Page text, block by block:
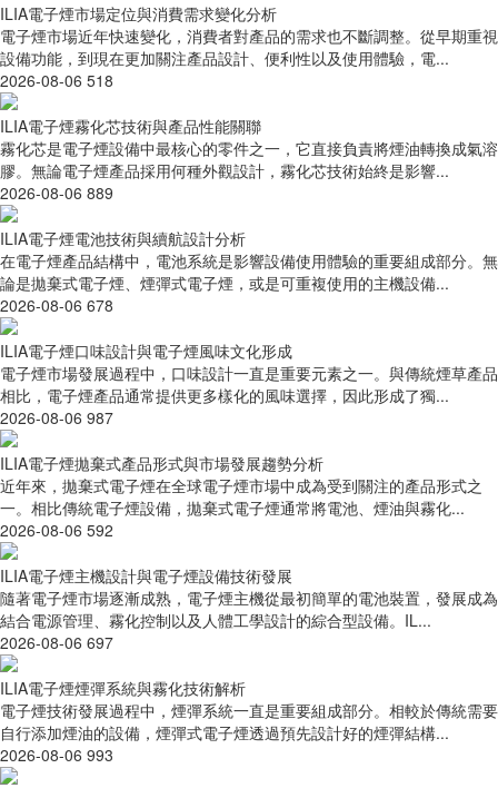
ILIA電子煙市場定位與消費需求變化分析
電子煙市場近年快速變化，消費者對產品的需求也不斷調整。從早期重視
設備功能，到現在更加關注產品設計、便利性以及使用體驗，電...
2026-08-06 518
ILIA電子煙霧化芯技術與產品性能關聯
霧化芯是電子煙設備中最核心的零件之一，它直接負責將煙油轉換成氣溶
膠。無論電子煙產品採用何種外觀設計，霧化芯技術始終是影響...
2026-08-06 889
ILIA電子煙電池技術與續航設計分析
在電子煙產品結構中，電池系統是影響設備使用體驗的重要組成部分。無
論是拋棄式電子煙、煙彈式電子煙，或是可重複使用的主機設備...
2026-08-06 678
ILIA電子煙口味設計與電子煙風味文化形成
電子煙市場發展過程中，口味設計一直是重要元素之一。與傳統煙草產品
相比，電子煙產品通常提供更多樣化的風味選擇，因此形成了獨...
2026-08-06 987
ILIA電子煙拋棄式產品形式與市場發展趨勢分析
近年來，拋棄式電子煙在全球電子煙市場中成為受到關注的產品形式之
一。相比傳統電子煙設備，拋棄式電子煙通常將電池、煙油與霧化...
2026-08-06 592
ILIA電子煙主機設計與電子煙設備技術發展
隨著電子煙市場逐漸成熟，電子煙主機從最初簡單的電池裝置，發展成為
結合電源管理、霧化控制以及人體工學設計的綜合型設備。IL...
2026-08-06 697
ILIA電子煙煙彈系統與霧化技術解析
電子煙技術發展過程中，煙彈系統一直是重要組成部分。相較於傳統需要
自行添加煙油的設備，煙彈式電子煙透過預先設計好的煙彈結構...
2026-08-06 993